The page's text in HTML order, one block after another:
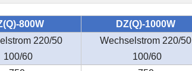
800W DZ(Q)-1000W
220/50
100/60
Wechselstrom 220/50
100/60